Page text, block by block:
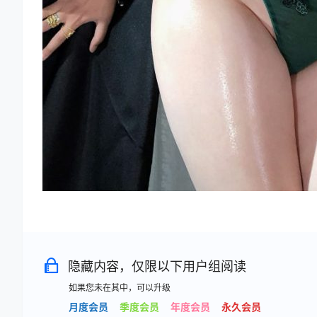
隐藏内容，仅限以下用户组阅读
如果您未在其中，可以升级
月度会员 季度会员 年度会员 永久会员